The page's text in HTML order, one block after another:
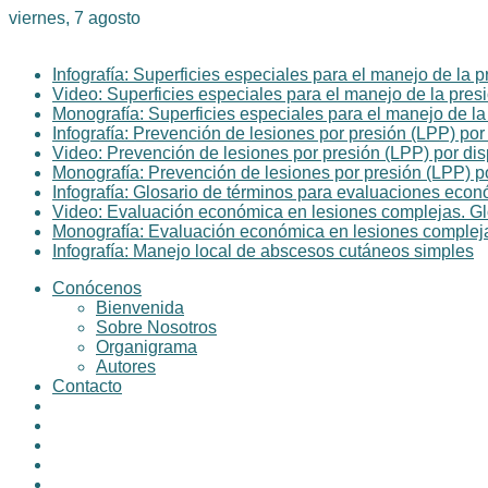
viernes, 7 agosto
Infografía: Superficies especiales para el manejo de la
Video: Superficies especiales para el manejo de la
Monografía: Superficies especiales para el manejo de
Infografía: Prevención de lesiones por presión (LPP)
Video: Prevención de lesiones por presión (LPP) por
Monografía: Prevención de lesiones por presión (LPP)
Infografía: Glosario de términos para evaluaciones
Video: Evaluación económica en lesiones complejas.
Monografía: Evaluación económica en lesiones
Infografía: Manejo local de abscesos cutáneos simples
Conócenos
Bienvenida
Sobre Nosotros
Organigrama
Autores
Contacto